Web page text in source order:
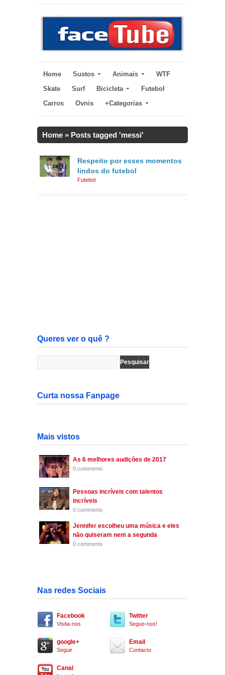
Home Sustos Animais
WTF
Skate
Surf Bicicleta
Futebol
Carros
Ovnis +Categorias
Home » Posts tagged 'messi'
Respeito por esses momentos
lindos do futebol
Futebol
Queres ver o quê ?
Curta nossa Fanpage
Mais vistos
As 6 melhores audições de 2017
0 comments
Pessoas incríveis com talentos
incríveis
0 comments
Jennifer escolheu uma música e eles
não quiseram nem a segunda
0 comments
Nas redes Sociais
Facebook
Visita-nos
Twitter
Segue-nos!
google+
Seguir
Email
Contacto
Canal